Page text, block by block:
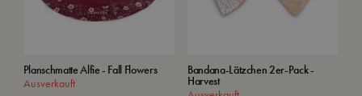
Planschmatte Alfie - Fall Flowers
Ausverkauft
Bandana-Lätzchen 2er-Pack -
Harvest